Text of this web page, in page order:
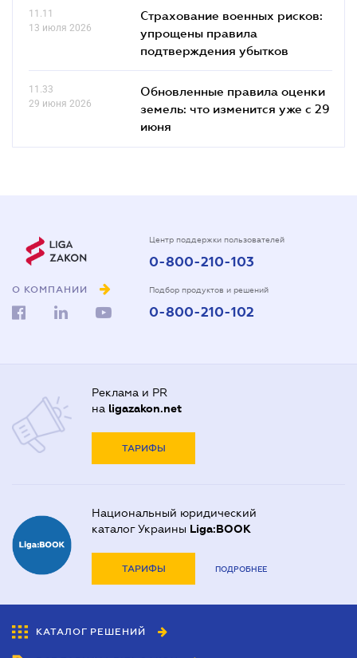
11.11
13 июля 2026
Страхование военных рисков:
упрощены правила
подтверждения убытков
11.33
29 июня 2026
Обновленные правила оценки
земель: что изменится уже с 29
июня
О КОМПАНИИ
Центр поддержки пользователей
0-800-210-103
Подбор продуктов и решений
0-800-210-102
Реклама и PR
на ligazakon.net
ТАРИФЫ
Национальный юридический
каталог Украины Liga:BOOK
ТАРИФЫ ПОДРОБНЕЕ
КАТАЛОГ РЕШЕНИЙ